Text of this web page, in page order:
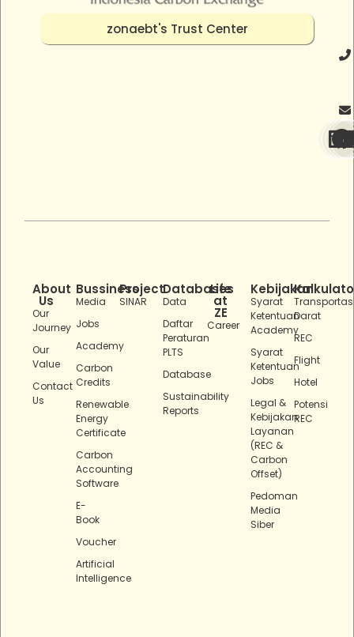
zonaebt's Trust Center
About
Us
Our
Journey
Our
Value
Contact
Us
Bussiness
Media
Jobs
Academy
Carbon
Credits
Renewable
Energy
Certificate
Carbon
Accounting
Software
E-
Book
Voucher
Artificial
Intelligence
Project
SINAR
Databases
Data
Daftar
Peraturan
PLTS
Database
Sustainability
Reports
Life
at
ZE
Career
Kebijakan
Syarat
Ketentuan
Academy
Syarat
Ketentuan
Jobs
Legal &
Kebijakan
Layanan
(REC &
Carbon
Offset)
Pedoman
Media
Siber
Darat
REC
Flight
Hotel
Potensi
REC